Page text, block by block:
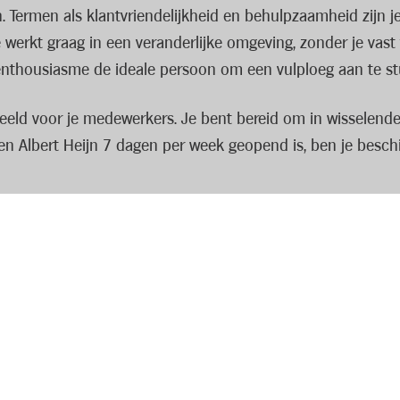
als klantvriendelijkheid en behulpzaamheid zijn
graag in een veranderlijke omgeving, zonder je
de ideale persoon om een vulploeg aan te
voor je medewerkers. Je bent bereid om in
Albert Heijn 7 dagen per week geopend is, ben je